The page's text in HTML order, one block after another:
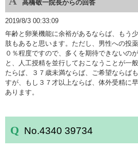
高橋敬一院長からの回答
2019/8/3 00:33:09
年齢と卵巣機能に余裕があるならば、もう
肢もあると思います。ただし、男性への投
０％程度ですので、多くを期待できないの
と、人工授精を並行しておこなうことが一
たらば、３７歳未満ならば、ご希望ならば
すが、もし３７才以上ならば、体外受精に
あります。
No.4340 39734